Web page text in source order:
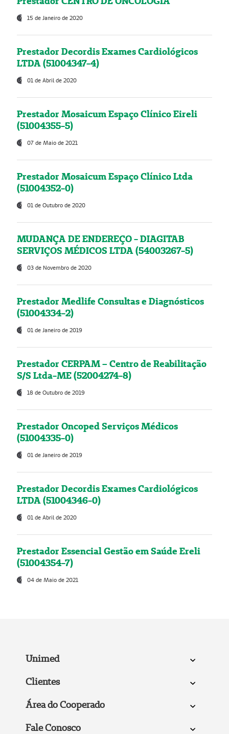
15 de Janeiro de 2020
Prestador Decordis Exames Cardiológicos
LTDA (51004347-4)
01 de Abril de 2020
Prestador Mosaicum Espaço Clínico Eireli
(51004355-5)
07 de Maio de 2021
Prestador Mosaicum Espaço Clínico Ltda
(51004352-0)
01 de Outubro de 2020
MUDANÇA DE ENDEREÇO - DIAGITAB
SERVIÇOS MÉDICOS LTDA (54003267-5)
03 de Novembro de 2020
Prestador Medlife Consultas e Diagnósticos
(51004334-2)
01 de Janeiro de 2019
Prestador CERPAM – Centro de Reabilitação
S/S Ltda-ME (52004274-8)
18 de Outubro de 2019
Prestador Oncoped Serviços Médicos
(51004335-0)
01 de Janeiro de 2019
Prestador Decordis Exames Cardiológicos
LTDA (51004346-0)
01 de Abril de 2020
Prestador Essencial Gestão em Saúde Ereli
(51004354-7)
04 de Maio de 2021
Unimed
Clientes
Área do Cooperado
Fale Conosco